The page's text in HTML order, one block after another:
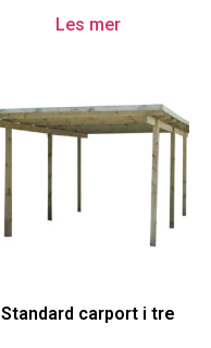
Les mer
Standard carport i tre